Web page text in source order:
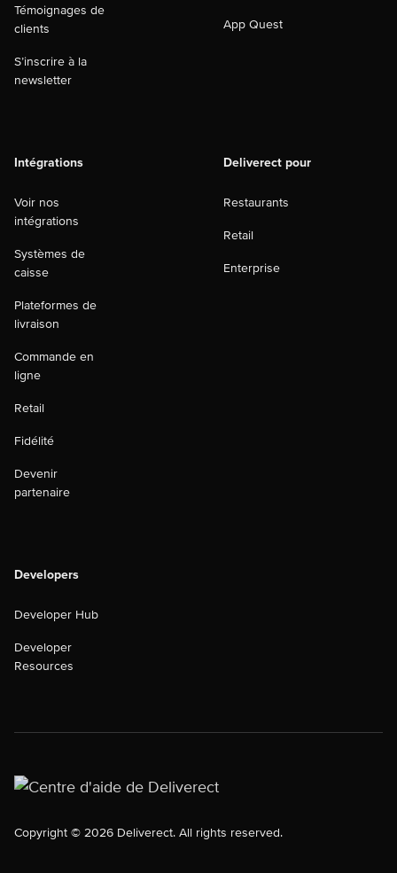
Témoignages de
clients
S’inscrire à la
newsletter
App Quest
Intégrations
Voir nos
intégrations
Systèmes de
caisse
Plateformes de
livraison
Commande en
ligne
Retail
Fidélité
Devenir
partenaire
Deliverect pour
Restaurants
Retail
Enterprise
Developers
Developer Hub
Developer
Resources
Copyright © 2026 Deliverect. All rights reserved.